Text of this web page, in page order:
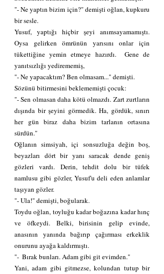
"- Ne yaptın bizim için?" demişti oğlan, kupkuru
bir sesle.
Yusuf, yaptığı hiçbir şeyi anımsayamamıştı.
Oysa gelirken ömrünün yarısını onlar için
tükettiğine yemin etmeye hazırdı.  Gene de
yanıtsızlığı yedirememiş,
"- Ne yapacaktım? Ben olmasam..." demişti.
Sözünü bitirmesini beklememişti çocuk:
"- Sen olmasan daha kötü olmazdı. Zart zurtların
dışında bir şeyini görmedik. Ha, gördük, sınırı
her gün biraz daha bizim tarlanın ortasına
sürdün."
Oğlanın simsiyah, içi sonsuzluğa değin boş,
beyazları dört bir yanı saracak dende geniş
gözleri vardı. Derin, tehdit dolu bir tüfek
namlusu gibi gözler, Yusuf'u deli eden anlamlar
taşıyan gözler.
"- Ula!" demişti, boğularak.
Toydu oğlan, toyluğu kadar boğazına kadar hınç
ve öfkeydi. Belki, birisinin gelip evinde,
anasının yanında bağırıp çağırması erkeklik
onurunu ayağa kaldırmıştı.
"-  Bırak bunları. Adam gibi git evimden."
Yani, adam gibi gitmezse, kolundan tutup bir